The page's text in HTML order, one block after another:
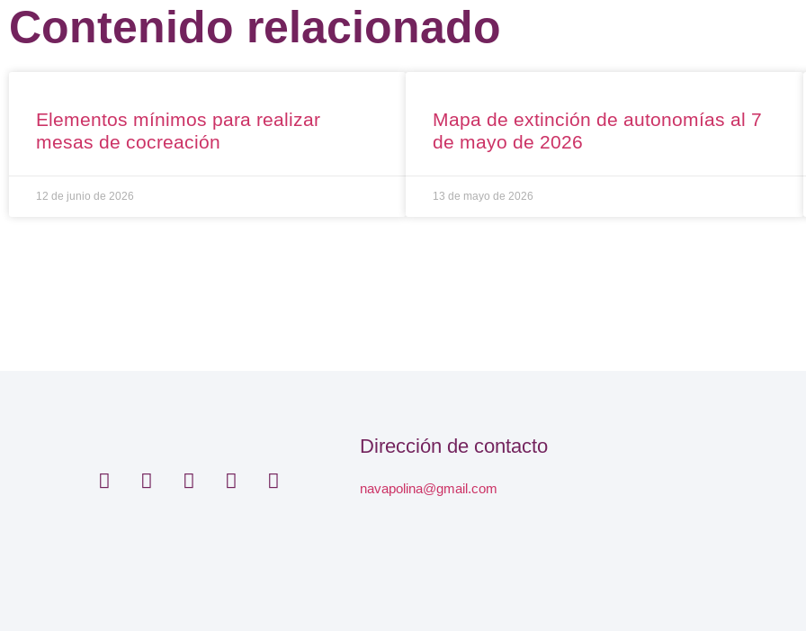
Contenido relacionado
Elementos mínimos para realizar
mesas de cocreación
12 de junio de 2026
Mapa de extinción de autonomías al 7
de mayo de 2026
13 de mayo de 2026
Dirección de contacto
navapolina@gmail.com